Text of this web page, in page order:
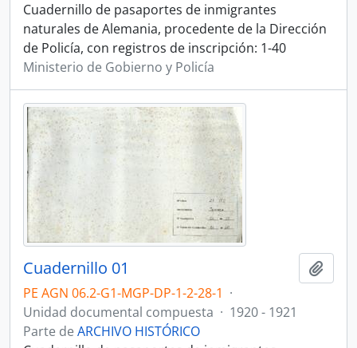
Cuadernillo de pasaportes de inmigrantes
naturales de Alemania, procedente de la Dirección
de Policía, con registros de inscripción: 1-40
Ministerio de Gobierno y Policía
Cuadernillo 01
PE AGN 06.2-G1-MGP-DP-1-2-28-1 ·
Unidad documental compuesta · 1920 - 1921
Parte de ARCHIVO HISTÓRICO